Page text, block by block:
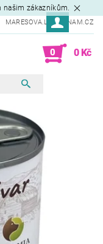
našim zákazníkům.
MARESOVA.L@SEZNAM.CZ
0 0 Kč